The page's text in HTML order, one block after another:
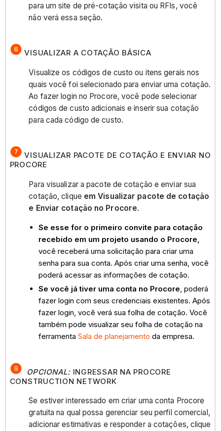
para um site de pré-cotação visita ou RFIs, você
não verá essa seção.
VISUALIZAR A COTAÇÃO BÁSICA
Visualize os códigos de custo ou itens gerais nos
quais você foi selecionado para enviar uma cotação.
Ao fazer login no Procore, você pode selecionar
códigos de custo adicionais e inserir sua cotação
para cada código de custo.
VISUALIZAR PACOTE DE COTAÇÃO E ENVIAR NO
PROCORE
Para visualizar a pacote de cotação e enviar sua
cotação, clique em Visualizar pacote de cotação
e Enviar cotação no Procore.
Se esse for o primeiro convite para cotação
recebido em um projeto usando o Procore,
você receberá uma solicitação para criar uma
senha para sua conta. Após criar uma senha, você
poderá acessar as informações de cotação.
Se você já tiver uma conta no Procore, poderá
fazer login com seus credenciais existentes. Após
fazer login, você verá sua folha de cotação. Você
também pode visualizar seu folha de cotação na
ferramentaSala de planejamento da empresa.
OPCIONAL: INGRESSAR NA PROCORE
CONSTRUCTION NETWORK
Se estiver interessado em criar uma conta Procore
gratuita na qual possa gerenciar seu perfil comercial,
adicionar estimativas e responder a cotações, clique